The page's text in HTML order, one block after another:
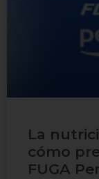
La
cómo
FUGA